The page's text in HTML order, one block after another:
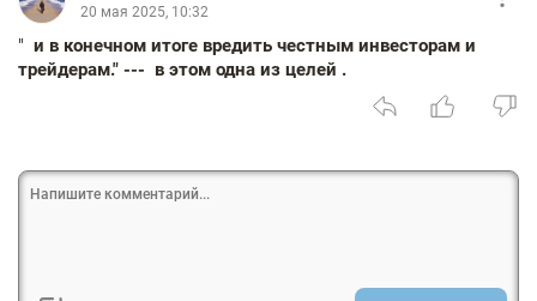
20 мая 2025, 10:32
" и в конечном итоге вредить честным инвесторам и
трейдерам." --- в этом одна из целей .